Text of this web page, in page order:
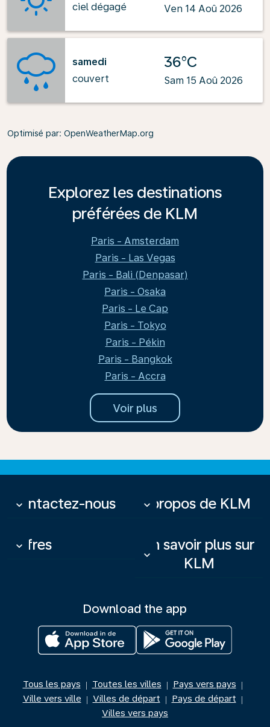
ciel dégagé
Ven 14 Aoû 2026
samedi
couvert
36°C
Sam 15 Aoû 2026
Optimisé par: OpenWeatherMap.org
Explorez les destinations
préférées de KLM
Paris - Amsterdam
Paris - Las Vegas
Paris - Bali (Denpasar)
Paris - Osaka
Paris - Le Cap
Paris - Tokyo
Paris - Pékin
Paris - Bangkok
Paris - Accra
Voir plus
Contactez-nous
keyboard_arrow_down À propos de KLM
keyboard_arrow_down
Offres
keyboard_arrow_down
En savoir plus sur
KLM
keyboard_arrow_down
Download the app
Tous les pays | Toutes les villes | Pays vers pays |
Ville vers ville | Villes de départ | Pays de départ |
Villes vers pays